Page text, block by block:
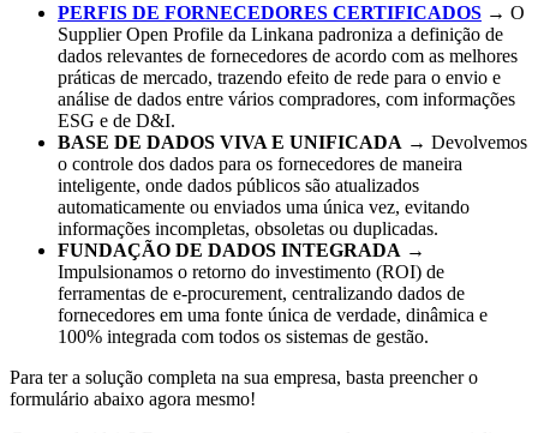
PERFIS DE FORNECEDORES CERTIFICADOS → O
Supplier Open Profile da Linkana padroniza a definição de
dados relevantes de fornecedores de acordo com as melhores
práticas de mercado, trazendo efeito de rede para o envio e
análise de dados entre vários compradores, com informações
ESG e de D&I.
BASE DE DADOS VIVA E UNIFICADA → Devolvemos
o controle dos dados para os fornecedores de maneira
inteligente, onde dados públicos são atualizados
automaticamente ou enviados uma única vez, evitando
informações incompletas, obsoletas ou duplicadas.
FUNDAÇÃO DE DADOS INTEGRADA →
Impulsionamos o retorno do investimento (ROI) de
ferramentas de e-procurement, centralizando dados de
fornecedores em uma fonte única de verdade, dinâmica e
100% integrada com todos os sistemas de gestão.
Para ter a solução completa na sua empresa, basta preencher o
formulário abaixo agora mesmo!